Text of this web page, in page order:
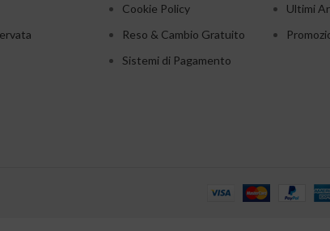
Cookie Policy
Reso & Cambio Gratuito
Sistemi di Pagamento
Ultimi